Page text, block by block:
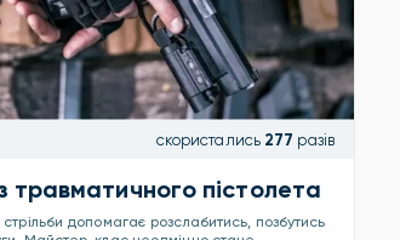
скористались 277 разів
травматичного пістолета
допомагає розслабитись, позбутись